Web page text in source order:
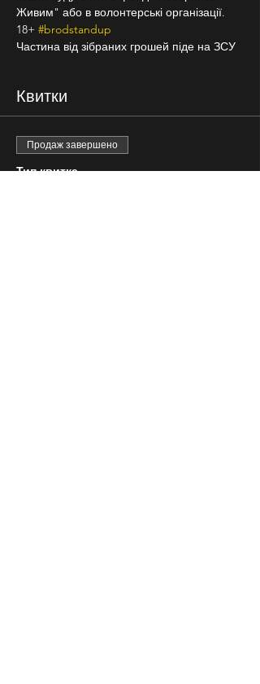
Живим" або в волонтерські організації.
18+ #brodstandup
Частина від зібраних грошей піде на ЗСУ
Квитки
Продаж завершено
Тип квитка